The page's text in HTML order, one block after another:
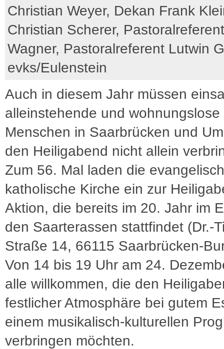
Christian Weyer, Dekan Frank
Christian Scherer,
Wagner, Pastoralreferent Lutwin
evks/Eulenstein
Auch in diesem Jahr müssen
alleinstehende und wohnungslose
Menschen in Saarbrücken und
den Heiligabend nicht allein
Zum 56. Mal laden die
katholische Kirche ein zur
Aktion, die bereits im 20. Jahr im
den Saarterassen stattfindet (Dr.-
Straße 14, 66115 Saarbrücken-
Von 14 bis 19 Uhr am 24.
alle willkommen, die den
festlicher Atmosphäre bei gutem
einem musikalisch-kulturellen
verbringen möchten.